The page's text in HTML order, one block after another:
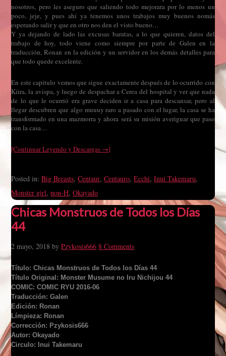
nosotros, pero les aseguro que saliendo todo mejorara por lo menos un
poco, jeje, y pues ahí ya tenemos unos trabajos muy buenos nomás
esperando salir y que en otro nos den el visto bueno…
Y ya dejando de lado las excusas baratas, a lo que quieren, datos del
trabajo de hoy, todo viene como siempre por parte de Galen en la
traducción, Ronan en la edición y un servidor en los demás detalles para
que todo quede excelente.
En este capitulo vemos que sigue exactamente después de lo ocurrido con
Kiira, la avispa, y luego de despachar a Cerea del hospital y ver que nada
de lo que le ocurrió era grave deciden ir a casa para descansar, pero al
llegar descubren que algo muuuy raro a pasado con el lugar, la casa se ha
transformado en una mazmorra y ahora será su misión averiguar que paso
con la casa…
[Continuar Leyendo y Descargas →]
Posted in:Big Breasts,Centaur,Centauro,Ecchi,Inui Takemaru,
Monster girl,non-H,Okayado
Chicas Monstruos de Todos los Días
44
2 mayo, 2018 byPzykosis666 8 Comments
Título: Chicas Monstruos de Todos los Días 44
Título Original: Monster Musume no Iru Nichijou 44
COMIC: COMIC RYU 2016-06
Traducción: Galen
Edición: Ronan
Límpieza: Ronan
Corrección: Pzykosis666
Autor: Okayado
Circulo: Inui Takemaru